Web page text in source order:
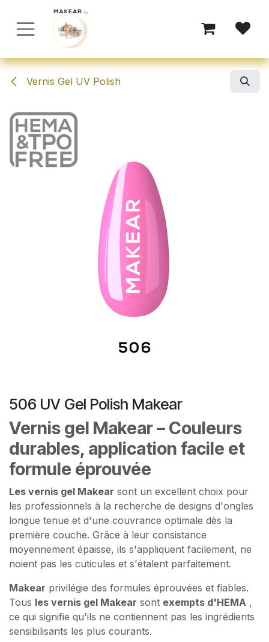
Se rendre au contenu
Vernis Gel UV Polish
506 UV Gel Polish Makear
Vernis gel Makear – Couleurs
durables, application facile et
formule éprouvée
Les vernis gel Makear sont un excellent choix pour
les professionnels à la recherche de designs d'ongles
longue tenue et d'une couvrance optimale dès la
première couche. Grâce à leur consistance
moyennement épaisse, ils s'appliquent facilement, ne
noient pas les cuticules et s'étalent parfaitement.
Makear privilégie des formules éprouvées et fiables.
Tous les vernis gel Makear sont exempts d'HEMA ,
ce qui signifie qu'ils ne contiennent pas les ingrédients
sensibilisants les plus courants.